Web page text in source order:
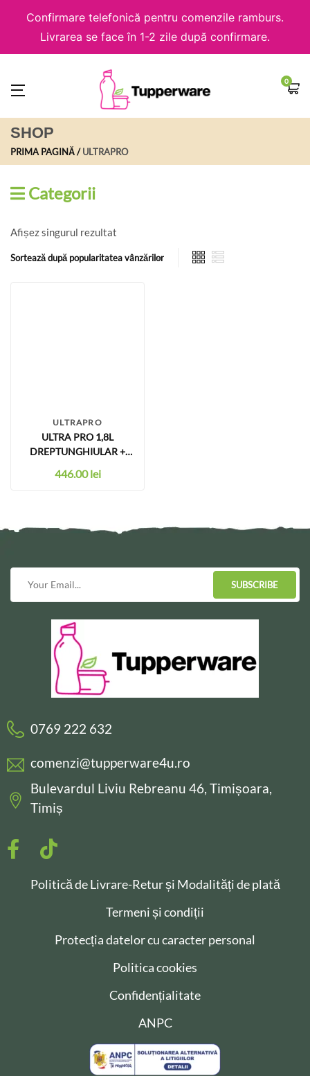
Confirmare telefonică pentru comenzile ramburs.
Livrarea se face în 1-2 zile după confirmare.
0
SHOP
PRIMA PAGINĂ ULTRAPRO
Categorii
Afișez singurul rezultat
ULTRAPRO
ULTRA PRO 1,8L
DREPTUNGHIULAR +
446.00lei
SUBSCRIBE
0769 222 632
comenzi@tupperware4u.ro
Bulevardul Liviu Rebreanu 46, Timișoara,
Timiș
Politică de Livrare-Retur și Modalități de plată
Termeni și condiții
Protecția datelor cu caracter personal
Politica cookies
Confidențialitate
ANPC